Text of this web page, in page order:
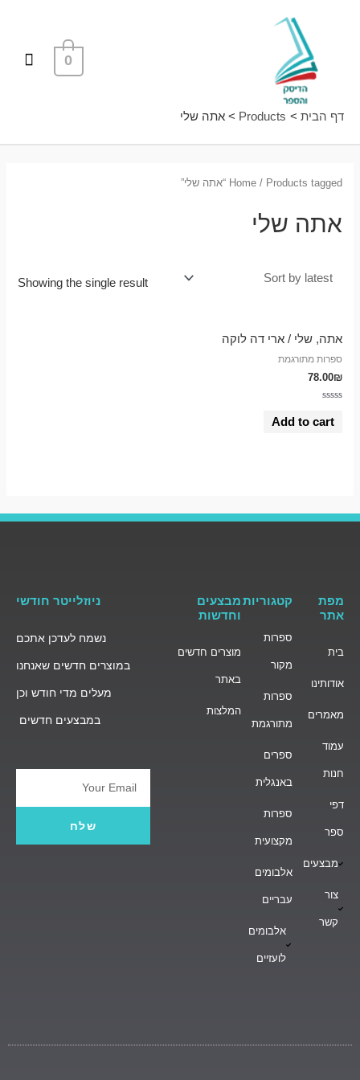
ראשי
0
דף הבית Products אתה שלי
Home/ Products tagged “אתה שלי”
אתה שלי
Showing the single result
אתה, שלי / ארי דה לוקה
ספרות מתורגמת
78.00₪
out
Add to cart
מפת
אתר
בית
אודותינו
מאמרים
עמוד
חנות
דפי
ספר
מבצעים
צור
קשר
קטגוריות
ספרות
מקור
ספרות
מתורגמת
ספרים
באנגלית
ספרות
מקצועית
אלבומים
עבריים
אלבומים
לועזיים
מבצעים
וחדשות
מוצרים חדשים
באתר
המלצות
ניוזלייטר חודשי
נשמח לעדכן אתכם
במוצרים חדשים שאנחנו
מעלים מדי חודש וכן
במבצעים חדשים
Email
שלח